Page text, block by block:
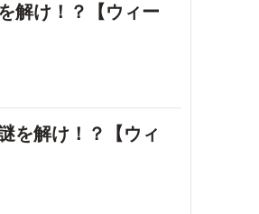
解け！？【ウィー
を解け！？【ウィ